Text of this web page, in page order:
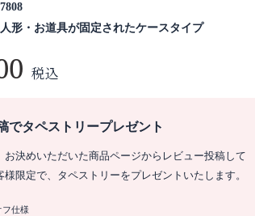
形・お道具が固定されたケースタイプ
税込
でタペストリープレゼント
お決めいただいた商品ページからレビュー投稿して
様限定で、タペストリーをプレゼントいたします。
仕様